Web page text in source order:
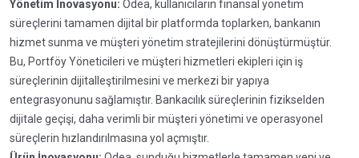
Yönetim İnovasyonu: Odea, kullanıcıların finansal yönetim
süreçlerini tamamen dijital bir platformda toplarken, bankanın
hizmet sunma ve müşteri yönetim stratejilerini dönüştürmüştür.
Bu, Portföy Yöneticileri ve müşteri hizmetleri ekipleri için iş
süreçlerinin dijitalleştirilmesini ve merkezi bir yapıya
entegrasyonunu sağlamıştır. Bankacılık süreçlerinin fizikselden
dijitale geçişi, daha verimli bir müşteri yönetimi ve operasyonel
süreçlerin hızlandırılmasına yol açmıştır.